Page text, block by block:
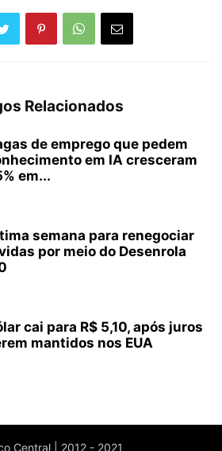
Relacionados
de emprego que pedem
em IA cresceram
em...
semana para renegociar
por meio do Desenrola
cai para R$ 5,10, após juros
mantidos nos EUA
Central | 2012 - 2021